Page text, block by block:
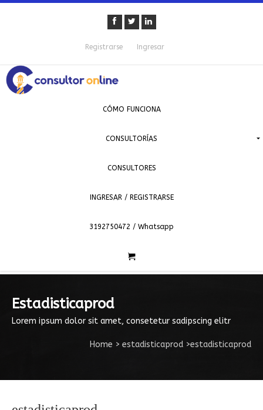
Registrarse Ingresar
CÓMO FUNCIONA
CONSULTORÍAS
CONSULTORES
INGRESAR / REGISTRARSE
3192750472 / Whatsapp
Estadisticaprod
Lorem ipsum dolor sit amet, consetetur sadipscing elitr
Home > estadisticaprod >estadisticaprod